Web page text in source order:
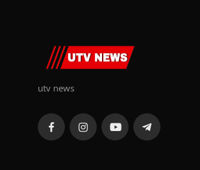
utv news